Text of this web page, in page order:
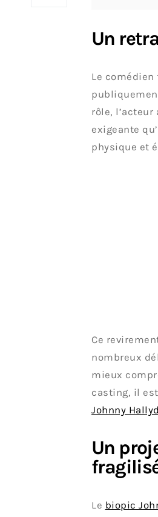
Un
Le comédien
rôle,
exigeante
physique et
Ce
nombreux
mieux
casting, il
Johnny
Un
Le biopic